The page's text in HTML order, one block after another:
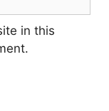
in this